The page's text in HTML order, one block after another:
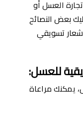
العسل أو
بعض النصائح
شعار تسويقي
للعسل:
يمكنك مراعاة